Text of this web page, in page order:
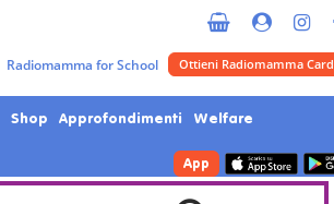
Radiomamma for School Ottieni Radiomamma Card
Shop Approfondimenti Welfare
App
di Milano